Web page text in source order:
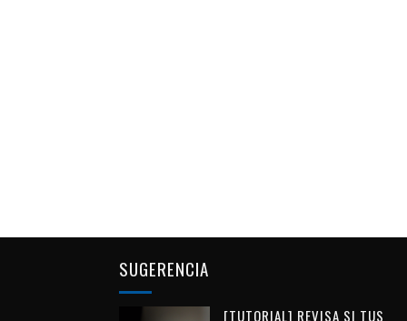
SUGERENCIA
[TUTORIAL] REVISA SI TUS